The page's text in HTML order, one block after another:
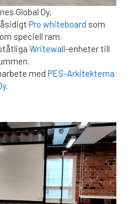
Global Oy,
Pro whiteboard som
speciell ram.
Writewall-enheter till
med PES-Arkitekterna
.